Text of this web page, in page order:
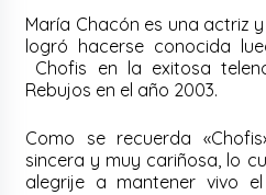
María Chacón es una actriz
logró hacerse conocida
Chofis en la exitosa
Rebujos en el año 2003.
Como se recuerda
sincera y muy cariñosa, lo
alegrije a mantener vivo